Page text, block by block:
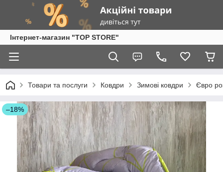
Інтернет-магазин "TOP STORE"
Товари та послуги Ковдри Зимові ковдри Євро
–18%